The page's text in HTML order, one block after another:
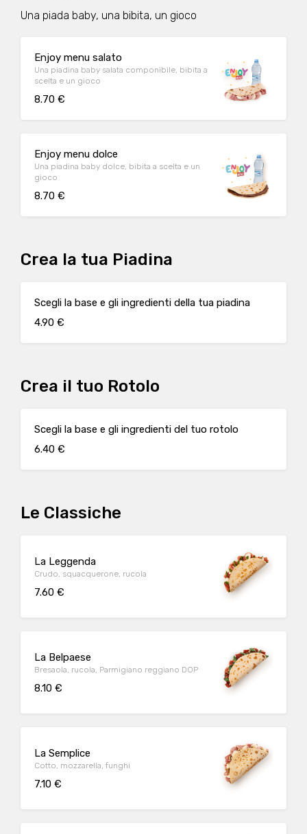
Una piada baby, una bibita, un gioco
Enjoy menu salato
Una piadina baby salata componibile, bibita a
scelta e un gioco
8.70 €
Enjoy menu dolce
Una piadina baby dolce, bibita a scelta e un
gioco
8.70 €
Crea la tua Piadina
Scegli la base e gli ingredienti della tua piadina
4.90 €
Crea il tuo Rotolo
Scegli la base e gli ingredienti del tuo rotolo
6.40 €
Le Classiche
La Leggenda
Crudo, squacquerone, rucola
7.60 €
La Belpaese
Bresaola, rucola, Parmigiano reggiano DOP
8.10 €
La Semplice
Cotto, mozzarella, funghi
7.10 €